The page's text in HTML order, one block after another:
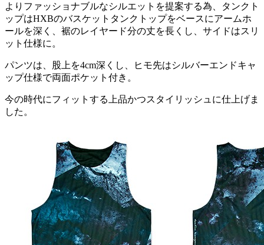
よりファッショナブルなシルエットを提案する為、タンクト
ップはHXBのバスケットタンクトップをベースにアームホ
ールを深く、裾のレイヤード分の丈を長くし、サイドはスリ
ット仕様に。
パンツは、股上を4cm深くし、ヒモ先はシルバーエンドキャ
ップ仕様で両面ポケット付き。
今の時代にフィットする上品かつスタイリッシュに仕上げま
した。